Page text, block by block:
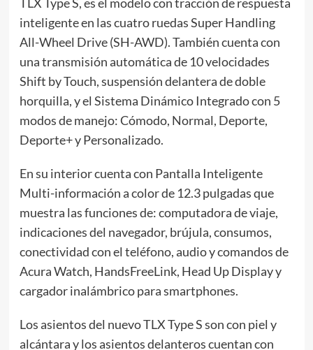
inteligente en las cuatro ruedas Super Handling
All-Wheel Drive (SH-AWD). También cuenta con
una transmisión automática de 10 velocidades
Shift by Touch, suspensión delantera de doble
horquilla, y el Sistema Dinámico Integrado con 5
modos de manejo: Cómodo, Normal, Deporte,
Deporte+ y Personalizado.
En su interior cuenta con Pantalla Inteligente
Multi-información a color de 12.3 pulgadas que
muestra las funciones de: computadora de viaje,
indicaciones del navegador, brújula, consumos,
conectividad con el teléfono, audio y comandos de
Acura Watch, HandsFreeLink, Head Up Display y
cargador inalámbrico para smartphones.
Los asientos del nuevo TLX Type S son con piel y
alcántara y los asientos delanteros cuentan con